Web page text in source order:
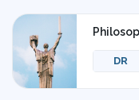
DR